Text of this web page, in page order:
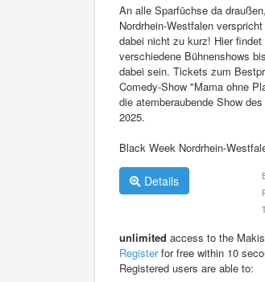
An alle Sparfüchse da
Nordrhein-Westfalen
dabei nicht zu kurz! Hier
verschiedene Bühnenshows
dabei sein. Tickets zum
Comedy-Show "Mama ohne
die atemberaubende Show
2025.
Black Week Nordrhein-
Details
unlimited access to the
Registerfor free within 10
Registered users are able to: